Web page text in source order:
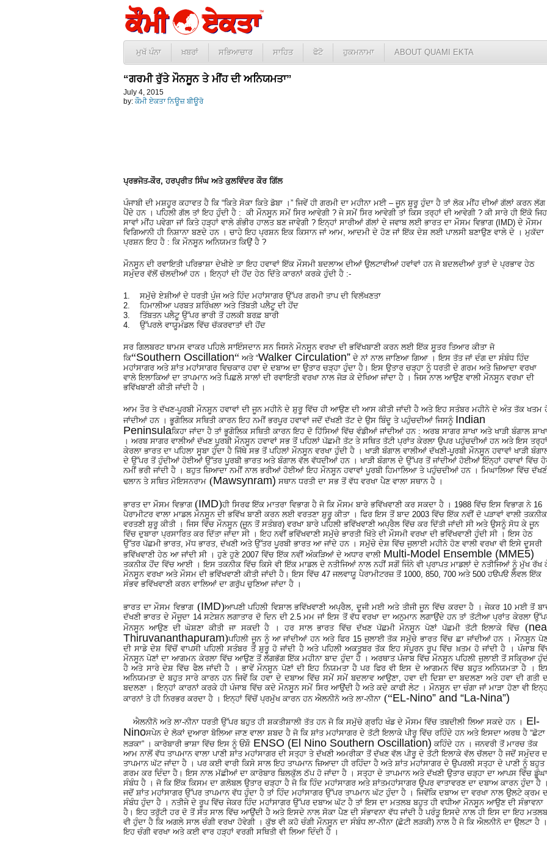
ਮੁਖੱ ਪੰਨਾ ਖ਼ਬਰਾਂ ਸਭਿਆਚਾਰ ਸਾਹਿਤ ਫੋਟੋ ਹੁਕਮਨਾਮਾ ABOUT QUAMI EKTA
“ਗਰਮੀ ਰੁੱਤੇ ਮੌਨਸੂਨ ਤੇ ਮੀਂਹ ਦੀ ਅਨਿਯਮਤਾ”
July 4, 2015
by: ਕੌਮੀ ਏਕਤਾ ਨਿਊਜ਼ ਬੀਊਰੋ
ਪ੍ਰਭਜੋਤ-ਕੌਰ, ਹਰਪ੍ਰੀਤ ਸਿੰਘ ਅਤੇ ਕੁਲਵਿੰਦਰ ਕੌਰ ਗਿੱਲ
ਪੰਜਾਬੀ ਦੀ ਮਸ਼ਹੂਰ ਕਹਾਵਤ ਹੈ ਕਿ “ਕਿਤੇ ਸੋਕਾ ਕਿਤੇ ਡੋਬਾ ।” ਜਿਵੇਂ ਹੀ ਗਰਮੀ ਦਾ ਮਹੀਨਾ ਮਈ – ਜੂਨ ਸ਼ੁਰੂ ਹੁੰਦਾ ਹੈ ਤਾਂ ਲੋਕ ਮੀਂਹ ਦੀਆਂ ਗੱਲਾਂ ਕਰਨ ਲੱਗ
ਪੈਂਦੇ ਹਨ । ਪਹਿਲੀ ਗੱਲ ਤਾਂ ਇਹ ਹੁੰਦੀ ਹੈ : ਕੀ ਮੌਨਸੂਨ ਸਮੇਂ ਸਿਰ ਆਵੇਗੀ ? ਜੇ ਸਮੇਂ ਸਿਰ ਆਵੇਗੀ ਤਾਂ ਕਿਸ ਤਰ੍ਹਾਂ ਦੀ ਆਵੇਗੀ ? ਕੀ ਸਾਰੇ ਹੀ ਇੱਕੋ
ਸਾਵਾਂ ਮੀਂਹ ਪਵੇਗਾ ਜਾਂ ਕਿਤੇ ਹੜ੍ਹਾਂ ਵਾਲੇ ਗੰਭੀਰ ਹਾਲਤ ਬਣ ਜਾਵੇਗੀ ? ਇਨ੍ਹਾਂ ਸਾਰੀਆਂ ਗੱਲਾਂ ਦੇ ਜਵਾਬ ਲਈ ਭਾਰਤ ਦਾ ਮੌਸਮ ਵਿਭਾਗ (IMD) ਦੇ ਮੌਸਮ
ਵਿਗਿਆਨੀ ਹੀ ਨਿਸ਼ਾਨਾ ਬਣਦੇ ਹਨ । ਚਾਹੇ ਇਹ ਪ੍ਰਸ਼ਨ ਇਕ ਕਿਸਾਨ ਜਾਂ ਆਮ, ਆਦਮੀ ਦੇ ਹੋਣ ਜਾਂ ਇੱਕ ਦੇਸ਼ ਲਈ ਪਾਲਸੀ ਬਣਾਉਣ ਵਾਲੇ ਦੇ । ਮੁਕੱਦਾ
ਪ੍ਰਸ਼ਨ ਇਹ ਹੈ : ਕਿ ਮੌਨਸੂਨ ਅਨਿਯਮਤ ਕਿਉਂ ਹੈ ?
ਮੌਨਸੂਨ ਦੀ ਰਵਾਇਤੀ ਪਰਿਭਾਸ਼ਾ ਦੇਖੀਏ ਤਾ ਇਹ ਹਵਾਵਾਂ ਇੱਕ ਮੌਸਮੀ ਬਦਲਾਅ ਦੀਆਂ ਉਲਟਾਵੀਆਂ ਹਵਾਂਵਾਂ ਹਨ ਜੋ ਬਦਲਦੀਆਂ ਰੁਤਾਂ ਦੇ ਪ੍ਰਭਾਵ ਹੇਠ
ਸਮੁੰਦਰ ਵੱਲੋਂ ਚੱਲਦੀਆਂ ਹਨ । ਇਨ੍ਹਾਂ ਦੀ ਹੋਂਦ ਹੇਠ ਦਿੱਤੇ ਕਾਰਨਾਂ ਕਰਕੇ ਹੁੰਦੀ ਹੈ :-
1. ਸਮੁੱਚੇ ਏਸ਼ੀਆਂ ਦੇ ਧਰਤੀ ਪੁੰਜ ਅਤੇ ਹਿੰਦ ਮਹਾਂਸਾਗਰ ਉੱਪਰ ਗਰਮੀ ਤਾਪ ਦੀ ਵਿਲੱਖਣਤਾ
2. ਹਿਮਾਲੀਆ ਪਰਬਤ ਸ਼ਰਿੰਖਲਾ ਅਤੇ ਤਿੱਬਤੀ ਪਲੈਟੂ ਦੀ ਹੋਂਦ
3. ਤਿੱਬਤਨ ਪਲੈਟੂ ਉੱਪਰ ਭਾਰੀ ਤੋਂ ਹਲਕੀ ਬਰਫ਼ ਬਾਰੀ
4. ਉੱਪਰਲੇ ਵਾਯੂਮੰਡਲ ਵਿੱਚ ਚੱਕਰਵਾਤਾਂ ਦੀ ਹੋਂਦ
ਸਰ ਗਿਲਬਰਟ ਥਾਮਸ ਵਾਕਰ ਪਹਿਲੇ ਸਾਇੰਸਦਾਨ ਸਨ ਜਿਸਨੇ ਮੌਨਸੂਨ ਵਰਖਾ ਦੀ ਭਵਿੱਖਬਾਣੀ ਕਰਨ ਲਈ ਇੱਕ ਸੂਤਰ ਤਿਆਰ ਕੀਤਾ ਜੋ
ਕਿ“Southern Oscillation“ ਅਤੇ “Walker Circulation” ਦੇ ਨਾਂ ਨਾਲ ਜਾਣਿਆ ਗਿਆ । ਇਸ ਤੱਤ ਜਾਂ ਦੰਗ ਦਾ ਸੰਬੰਧ ਹਿੰਦ
ਮਹਾਂਸਾਗਰ ਅਤੇ ਸ਼ਾਂਤ ਮਹਾਂਸਾਗਰ ਵਿਚਕਾਰ ਹਵਾ ਦੇ ਦਬਾਅ ਦਾ ਉਤਾਰ ਚੜ੍ਹਾ ਹੁੰਦਾ ਹੈ। ਇਸ ਉਤਾਰ ਚੜ੍ਹਾ ਨੂੰ ਧਰਤੀ ਦੇ ਗਰਮ ਅਤੇ ਜ਼ਿਆਦਾ ਵਰਖਾ
ਵਾਲੇ ਇਲਾਕਿਆਂ ਦਾ ਤਾਪਮਾਨ ਅਤੇ ਪਿਛਲੇ ਸਾਲਾਂ ਦੀ ਰਵਾਇਤੀ ਵਰਖਾ ਨਾਲ ਜੋੜ ਕੇ ਦੇਖਿਆ ਜਾਂਦਾ ਹੈ । ਜਿਸ ਨਾਲ ਆਉਣ ਵਾਲੀ ਮੌਨਸੂਨ ਵਰਖਾ ਦੀ
ਭਵਿੱਖਬਾਣੀ ਕੀਤੀ ਜਾਂਦੀ ਹੈ ।
ਆਮ ਤੌਰ ਤੇ ਦੱਖਣ-ਪੂਰਬੀ ਮੌਨਸੂਨ ਹਵਾਵਾਂ ਦੀ ਜੂਨ ਮਹੀਨੇ ਦੇ ਸ਼ੁਰੂ ਵਿੱਚ ਹੀ ਆਉਣ ਦੀ ਆਸ ਕੀਤੀ ਜਾਂਦੀ ਹੈ ਅਤੇ ਇਹ ਸਤੰਬਰ ਮਹੀਨੇ ਦੇ ਅੰਤ ਤੱਕ ਖਤਮ
ਜਾਂਦੀਆਂ ਹਨ । ਭੂਗੋਲਿਕ ਸਥਿਤੀ ਕਾਰਨ ਇਹ ਨਮੀਂ ਭਰਪੂਰ ਹਵਾਵਾਂ ਜਦੋਂ ਦੱਖਣੀ ਤੱਟ ਦੇ ਉਸ ਬਿੰਦੂ ਤੇ ਪਹੁੰਚਦੀਆਂ ਜਿਸਨੂੰ Indian
Peninsulaਕਿਹਾ ਜਾਂਦਾ ਹੈ ਤਾਂ ਭੂਗੋਲਿਕ ਸਥਿਤੀ ਕਾਰਨ ਇਹ ਦੋ ਹਿੱਸਿਆਂ ਵਿੱਚ ਵੰਡੀਆਂ ਜਾਂਦੀਆਂ ਹਨ : ਅਰਬ ਸਾਗਰ ਸ਼ਾਖਾ ਅਤੇ ਖਾੜੀ ਬੰਗਾਲ ਸ਼ਾਖਾ
। ਅਰਬ ਸਾਗਰ ਵਾਲੀਆਂ ਦੱਖਣ ਪੂਰਬੀ ਮੌਨਸੂਨ ਹਵਾਵਾਂ ਸਭ ਤੋਂ ਪਹਿਲਾਂ ਪੱਛਮੀ ਤੱਟ ਤੇ ਸਥਿਤ ਤੱਟੀ ਪ੍ਰਾਂਤ ਕੇਰਲਾ ਉਪਰ ਪਹੁੰਚਦੀਆਂ ਹਨ ਅਤੇ ਇਸ ਤਰ੍ਹਾਂ
ਕੇਰਲਾ ਭਾਰਤ ਦਾ ਪਹਿਲਾ ਸੂਬਾ ਹੁੰਦਾ ਹੈ ਜਿੱਥੇ ਸਭ ਤੋਂ ਪਹਿਲਾਂ ਮੌਨਸੂਨ ਵਰਖਾ ਹੁੰਦੀ ਹੈ । ਖਾੜੀ ਬੰਗਾਲ ਵਾਲੀਆਂ ਦੱਖਣੀ-ਪੂਰਬੀ ਮੌਨਸੂਨ ਹਵਾਵਾਂ ਖਾੜੀ
ਦੇ ਉੱਪਰ ਤੋਂ ਹੁੰਦੀਆਂ ਹੋਈਆਂ ਉੱਤਰ ਪੂਰਬੀ ਭਾਰਤ ਅਤੇ ਬੰਗਾਲ ਵੱਲ ਵੱਧਦੀਆਂ ਹਨ । ਖਾੜੀ ਬੰਗਾਲ ਦੇ ਉੱਪਰ ਤੋਂ ਜਾਂਦੀਆਂ ਹੋਈਆਂ ਇੰਨ੍ਹਾਂ ਹਵਾਵਾਂ ਵਿੱਚ
ਨਮੀਂ ਭਰੀ ਜਾਂਦੀ ਹੈ । ਬਹੁਤ ਜ਼ਿਆਦਾ ਨਮੀਂ ਨਾਲ ਭਰੀਆਂ ਹੋਈਆਂ ਇਹ ਮੌਨਸੂਨ ਹਵਾਵਾਂ ਪੂਰਬੀ ਹਿਮਾਲਿਆ ਤੇ ਪਹੁੰਚਦੀਆਂ ਹਨ । ਮਿਘਾਲਿਆ ਵਿੱਚ
ਢਲਾਨ ਤੇ ਸਥਿਤ ਮੋਇਸਨਰਾਮ (Mawsynram) ਸਥਾਨ ਧਰਤੀ ਦਾ ਸਭ ਤੋਂ ਵੱਧ ਵਰਖਾ ਪੈਣ ਵਾਲਾ ਸਥਾਨ ਹੈ ।
ਭਾਰਤ ਦਾ ਮੌਸਮ ਵਿਭਾਗ (IMD)ਹੀ ਸਿਰਫ ਇੱਕ ਮਾਤਰਾ ਵਿਭਾਗ ਹੈ ਜੋ ਕਿ ਮੌਸਮ ਬਾਰੇ ਭਵਿੱਖਵਾਣੀ ਕਰ ਸਕਦਾ ਹੈ । 1988 ਵਿੱਚ ਇਸ ਵਿਭਾਗ ਨੇ 16
ਪੈਰਾਮੀਟਰ ਵਾਲਾ ਮਾਡਲ ਮੌਨਸੂਨ ਦੀ ਭਵਿੱਖ ਬਾਣੀ ਕਰਨ ਲਈ ਵਰਤਣਾ ਸ਼ੁਰੂ ਕੀਤਾ । ਫਿਰ ਇਸ ਤੋਂ ਬਾਦ 2003 ਵਿੱਚ ਇੱਕ ਨਵੀਂ ਦੋ ਪੜਾਵਾਂ ਵਾਲੀ ਤਕਨੀਕ
ਵਰਤਣੀ ਸ਼ੁਰੂ ਕੀਤੀ । ਜਿਸ ਵਿੱਚ ਮੌਨਸੂਨ (ਜੂਨ ਤੋਂ ਸਤੰਬਰ) ਵਰਖਾ ਬਾਰੇ ਪਹਿਲੀ ਭਵਿੱਖਵਾਣੀ ਅਪ੍ਰੈਲ ਵਿੱਚ ਕਰ ਦਿੱਤੀ ਜਾਂਦੀ ਸੀ ਅਤੇ ਉਸਨੂੰ ਸੋਧ ਕੇ ਜੂਨ
ਵਿੱਚ ਦੁਬਾਰਾ ਪ੍ਰਸਾਰਿਤ ਕਰ ਦਿੱਤਾ ਜਾਂਦਾ ਸੀ । ਇਹ ਨਵੀਂ ਭਵਿੱਖਵਾਣੀ ਸਮੁੱਚੇ ਭਾਰਤੀ ਖਿੱਤੇ ਦੀ ਮੌਸਮੀ ਵਰਖਾ ਦੀ ਭਵਿੱਖਵਾਣੀ ਹੁੰਦੀ ਸੀ । ਇਸ ਹੇਠ
ਉੱਤਰ ਪੱਛਮੀ ਭਾਰਤ, ਮੱਧ ਭਾਰਤ, ਦੱਖਣੀ ਅਤੇ ਉੱਤਰ ਪੂਰਬੀ ਭਾਰਤ ਆ ਜਾਂਦੇ ਹਨ । ਸਮੁੱਚੇ ਦੇਸ਼ ਵਿੱਚ ਜੁਲਾਈ ਮਹੀਨੇ ਹੋਣ ਵਾਲੀ ਵਰਖਾ ਵੀ ਇਸੇ ਦੂਸਰੀ
ਭਵਿੱਖਵਾਣੀ ਹੇਠ ਆ ਜਾਂਦੀ ਸੀ । ਹੁਣੇ ਹੁਣੇ 2007 ਵਿੱਚ ਇੱਕ ਨਵੀਂ ਅੰਕੜਿਆਂ ਦੇ ਅਧਾਰ ਵਾਲੀ Multi-Model Ensemble (MME5)
ਤਕਨੀਕ ਹੋਂਦ ਵਿੱਚ ਆਈ । ਇਸ ਤਕਨੀਕ ਵਿੱਚ ਕਿਸੇ ਵੀ ਇੱਕ ਮਾਡਲ ਦੇ ਨਤੀਜਿਆਂ ਨਾਲ ਨਹੀਂ ਸਗੋਂ ਜਿੰਨੇ ਵੀ ਪ੍ਰਾਪਤ ਮਾਡਲਾਂ ਦੇ ਨਤੀਜਿਆਂ ਨੂੰ ਮੁੱਖ ਰੱਖ
ਮੌਨਸੂਨ ਵਰਖਾ ਅਤੇ ਮੌਸਮ ਦੀ ਭਵਿੱਖਵਾਣੀ ਕੀਤੀ ਜਾਂਦੀ ਹੈ। ਇਸ ਵਿੱਚ 47 ਜਲਵਾਯੂ ਪੈਰਾਮੀਟਰਜ਼ ਤੋਂ 1000, 850, 700 ਅਤੇ 500 ਹੳਪੳ ਲੈਵਲ ਇੱਕ
ਸੰਭਵ ਭਵਿੱਖਵਾਣੀ ਕਰਨ ਵਾਲਿਆਂ ਦਾ ਗਰੁੱਪ ਚੁਣਿਆ ਜਾਂਦਾ ਹੈ ।
ਭਾਰਤ ਦਾ ਮੌਸਮ ਵਿਭਾਗ(IMD)ਆਪਣੀ ਪਹਿਲੀ ਵਿਸ਼ਾਲ ਭਵਿੱਖਵਾਣੀ ਅਪ੍ਰੈਲ, ਦੂਜੀ ਮਈ ਅਤੇ ਤੀਜੀ ਜੂਨ ਵਿੱਚ ਕਰਦਾ ਹੈ । ਜੇਕਰ 10 ਮਈ ਤੋਂ
ਦੱਖਣੀ ਭਾਰਤ ਦੇ ਮੌਜੂਦਾ 14 ਸਟੇਸ਼ਨ ਲਗਾਤਾਰ ਦੋ ਦਿਨ ਦੀ 2.5 ਮਮ ਜਾਂ ਇਸ ਤੋਂ ਵੱਧ ਵਰਖਾ ਦਾ ਅਨੁਮਾਨ ਲਗਾਉਂਦੇ ਹਨ ਤਾਂ ਤੱਟੀਆ ਪ੍ਰਾਂਤ ਕੇਰਲਾ
ਮੌਨਸੂਨ ਆਉਣ ਦੀ ਘੋਸ਼ਣਾ ਕੀਤੀ ਜਾ ਸਕਦੀ ਹੈ । ਹਰ ਸਾਲ ਭਾਰਤ ਵਿੱਚ ਦੱਖਣ ਪੱਛਮੀ ਮੌਨਸੂਨ ਪੋਣਾਂ ਪੱਛਮੀ ਤੱਟੀ ਇਲਾਕੇ ਵਿੱਚ (
Thiruvananthapuram)ਪਹਿਲੀ ਜੂਨ ਨੂੰ ਆ ਜਾਂਦੀਆਂ ਹਨ ਅਤੇ ਫਿਰ 15 ਜੁਲਾਈ ਤੱਕ ਸਮੁੱਚੇ ਭਾਰਤ ਵਿੱਚ ਛਾ ਜਾਂਦੀਆਂ ਹਨ । ਮੌਨਸੂਨ
ਦੀ ਸਾਡੇ ਦੇਸ਼ ਵਿੱਚੋਂ ਵਾਪਸੀ ਪਹਿਲੀ ਸਤੰਬਰ ਤੋਂ ਸ਼ੁਰੂ ਹੋ ਜਾਂਦੀ ਹੈ ਅਤੇ ਪਹਿਲੀ ਅਕਤੂਬਰ ਤੱਕ ਇਹ ਸੰਪੂਰਨ ਰੂਪ ਵਿੱਚ ਖ਼ਤਮ ਹੋ ਜਾਂਦੀ ਹੈ । ਪੰਜਾਬ
ਮੌਨਸੂਨ ਪੋਣਾਂ ਦਾ ਆਗਮਨ ਕੇਰਲਾ ਵਿੱਚ ਆਉਣ ਤੋਂ ਲੱਗਭੱਗ ਇੱਕ ਮਹੀਨਾ ਬਾਦ ਹੁੰਦਾ ਹੈ । ਅਰਥਾਤ ਪੰਜਾਬ ਵਿੱਚ ਮੌਨਸੂਨ ਪਹਿਲੀ ਜੁਲਾਈ ਤੋਂ ਸਕ੍ਰਿਆ
ਹੈ ਅਤੇ ਸਾਰੇ ਦੇਸ਼ ਵਿੱਚ ਫੈਲ ਜਾਂਦੀ ਹੈ । ਭਾਵੇਂ ਮੌਨਸੂਨ ਪੋਣਾਂ ਦੀ ਇਹ ਨਿਯਮਤਾ ਹੈ ਪਰ ਫਿਰ ਵੀ ਇਸ ਦੇ ਆਗਮਨ ਵਿੱਚ ਬਹੁਤ ਅਨਿਯਮਤਾ ਹੈ ।
ਅਨਿਯਮਤਾ ਦੇ ਬਹੁਤ ਸਾਰੇ ਕਾਰਨ ਹਨ ਜਿਵੇਂ ਕਿ ਹਵਾ ਦੇ ਦਬਾਅ ਵਿੱਚ ਸਮੇਂ ਸਮੇਂ ਬਦਲਾਵ ਆਉਣਾ, ਹਵਾ ਦੀ ਦਿਸ਼ਾ ਦਾ ਬਦਲਣਾ ਅਤੇ ਹਵਾ ਦੀ ਗਤੀ
ਬਦਲਣਾ । ਇਨ੍ਹਾਂ ਕਾਰਨਾਂ ਕਰਕੇ ਹੀ ਪੰਜਾਬ ਵਿੱਚ ਕਦੇ ਮੌਨਸੂਨ ਸਮੇਂ ਸਿਰ ਆਉਂਦੀ ਹੈ ਅਤੇ ਕਦੇ ਕਾਫੀ ਲੇਟ । ਮੌਨਸੂਨ ਦਾ ਚੰਗਾ ਜਾਂ ਮਾੜਾ ਹੋਣਾ ਵੀ
ਕਾਰਨਾਂ ਤੇ ਹੀ ਨਿਰਭਰ ਕਰਦਾ ਹੈ । ਇਨ੍ਹਾਂ ਵਿੱਚੋਂ ਪ੍ਰਮੁੱਖ ਕਾਰਨ ਹਨ ਐਲਨੀਨੋ ਅਤੇ ਲਾ-ਨੀਨਾ (“EL-Nino” and “La-Nina”)
ਐਲਨੀਨੋ ਅਤੇ ਲਾ-ਨੀਨਾ ਧਰਤੀ ਉੱਪਰ ਬਹੁਤ ਹੀ ਸ਼ਕਤੀਸ਼ਾਲੀ ਤੱਤ ਹਨ ਜੋ ਕਿ ਸਮੁੱਚੇ ਗ੍ਰਹਿ ਖੰਡ ਦੇ ਮੌਸਮ ਵਿੱਚ ਤਬਦੀਲੀ ਲਿਆ ਸਕਦੇ ਹਨ । El-
Ninoਸਪੇਨ ਦੇ ਲੋਕਾਂ ਦੁਆਰਾ ਬੋਲਿਆ ਜਾਣ ਵਾਲਾ ਸ਼ਬਦ ਹੈ ਜੋ ਕਿ ਸ਼ਾਂਤ ਮਹਾਂਸਾਗਰ ਦੇ ਤੱਟੀ ਇਲਾਕੇ ਪੀਰੂ ਵਿੱਚ ਰਹਿੰਦੇ ਹਨ ਅਤੇ ਇਸਦਾ ਅਰਥ ਹੈ “ਛੋਟਾ
ਲੜਕਾ” । ਕਾਰੋਬਾਰੀ ਭਾਸ਼ਾ ਵਿੱਚ ਇਸ ਨੂੰ ਓਂਸ਼ੌ ENSO (El Nino Southern Oscillation) ਕਹਿੰਦੇ ਹਨ । ਜਨਵਰੀ ਤੋਂ ਮਾਰਚ ਤੱਕ
ਆਮ ਨਾਲੋਂ ਵੱਧ ਤਾਪਮਾਨ ਵਾਲਾ ਪਾਣੀ ਸ਼ਾਂਤ ਮਹਾਂਸਾਗਰ ਦੀ ਸਤ੍ਹਾ ਤੇ ਦੱਖਣੀ ਅਮਰੀਕਾ ਤੋਂ ਦੱਖਣ ਵੱਲ ਪੀਰੂ ਦੇ ਤੱਟੀ ਇਲਾਕੇ ਵੱਲ ਚੱਲਦਾ ਹੈ ਜਦੋਂ ਸਮੁੰਦਰ
ਤਾਪਮਾਨ ਘੱਟ ਜਾਂਦਾ ਹੈ । ਪਰ ਕਈ ਵਾਰੀ ਕਿਸੇ ਸਾਲ ਇਹ ਤਾਪਮਾਨ ਜ਼ਿਆਦਾ ਹੀ ਰਹਿੰਦਾ ਹੈ ਅਤੇ ਸ਼ਾਂਤ ਮਹਾਂਸਾਗਰ ਦੇ ਉਪਰਲੀ ਸਤ੍ਹਾ ਦੇ ਪਾਣੀ ਨੂੰ ਬਹੁਤ
ਗਰਮ ਕਰ ਦਿੰਦਾ ਹੈ। ਇਸ ਨਾਲ ਮੱਛੀਆਂ ਦਾ ਕਾਰੋਬਾਰ ਬਿਲਕੁੱਲ ਠੱਪ ਹੋ ਜਾਂਦਾ ਹੈ । ਸਤ੍ਹਾ ਦੇ ਤਾਪਮਾਨ ਅਤੇ ਦੱਖਣੀ ਉਤਾਰ ਚੜ੍ਹਾ ਦਾ ਆਪਸ ਵਿੱਚ ਡੂੰਘਾ
ਸੰਬੰਧ ਹੈ । ਜੋ ਕਿ ਇੱਕ ਕਿਸਮ ਦਾ ਗਲੋਬਲ ਉਤਾਰ ਚੜ੍ਹਾ ਹੈ ਜੋ ਕਿ ਹਿੰਦ ਮਹਾਂਸਾਗਰ ਅਤੇ ਸ਼ਾਂਤਮਹਾਂਸਾਗਰ ਉਪਰ ਵਾਤਾਵਰਣ ਦਾ ਦਬਾਅ ਕਾਰਨ ਹੁੰਦਾ ਹੈ ।
ਜਦੋਂ ਸ਼ਾਂਤ ਮਹਾਂਸਾਗਰ ਉੱਪਰ ਤਾਪਮਾਨ ਵੱਧ ਹੁੰਦਾ ਹੈ ਤਾਂ ਹਿੰਦ ਮਹਾਂਸਾਗਰ ਉੱਪਰ ਤਾਪਮਾਨ ਘੱਟ ਹੁੰਦਾ ਹੈ । ਜਿਵੇਂਕਿ ਦਬਾਅ ਦਾ ਵਰਖਾ ਨਾਲ ਉਲਟੇ ਕ੍ਰਮ
ਸੰਬੰਧ ਹੁੰਦਾ ਹੈ । ਨਤੀਜੇ ਦੇ ਰੂਪ ਵਿੱਚ ਜੇਕਰ ਹਿੰਦ ਮਹਾਂਸਾਗਰ ਉੱਪਰ ਦਬਾਅ ਘੱਟ ਹੈ ਤਾਂ ਇਸ ਦਾ ਮਤਲਬ ਬਹੁਤ ਹੀ ਵਧੀਆ ਮੌਨਸੂਨ ਆਉਣ ਦੀ ਸੰਭਾਵਨਾ
ਹੈ। ਇਹ ਤਰੁੱਟੀ ਹਰ ਦੋ ਤੋਂ ਸੱਤ ਸਾਲ ਵਿੱਚ ਆਉਂਦੀ ਹੈ ਅਤੇ ਇਸਦੇ ਨਾਲ ਸੋਕਾ ਪੈਣ ਦੀ ਸੰਭਾਵਨਾ ਵੱਧ ਜਾਂਦੀ ਹੈ ਪਰੰਤੂ ਇਸਦੇ ਨਾਲ ਹੀ ਇਸ ਦਾ ਇਹ ਮਤਲਬ
ਵੀ ਹੁੰਦਾ ਹੈ ਕਿ ਅਗਲੇ ਸਾਲ ਚੰਗੀ ਵਰਖਾ ਹੋਵੇਗੀ । ਕੁੱਝ ਵੀ ਕਹੋ ਚੰਗੀ ਮੌਨਸੂਨ ਦਾ ਸੰਬੰਧ ਲਾ-ਨੀਨਾ (ਛੋਟੀ ਲੜਕੀ) ਨਾਲ ਹੈ ਜੋ ਕਿ ਐਲਨੀਨੋ ਦਾ ਉਲਟਾ ਹੈ ।
ਇਹ ਚੰਗੀ ਵਰਖਾ ਅਤੇ ਕਈ ਵਾਰ ਹੜ੍ਹਾਂ ਵਰਗੀ ਸਥਿਤੀ ਵੀ ਲਿਆ ਦਿੰਦੀ ਹੈ ।